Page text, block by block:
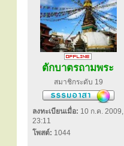
ตักบาตรถามพระ
สมาชิกระดับ 19
ลงทะเบียนเมื่อ: 10 ก.ค. 2009,
23:11
โพสต์: 1044